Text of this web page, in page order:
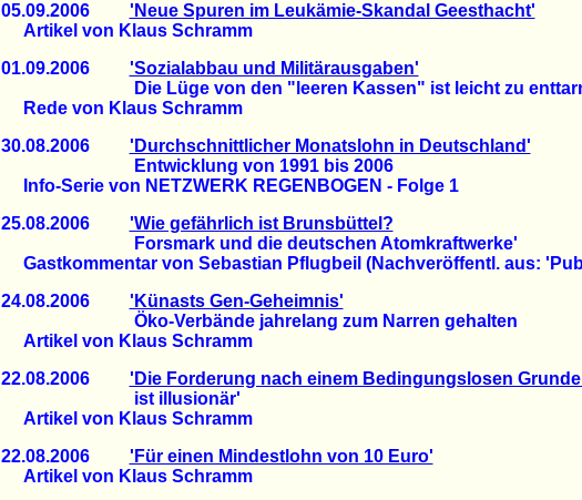
05.09.2006 'Neue Spuren im Leukämie-Skandal Geesthacht'
Artikel von Klaus Schramm
01.09.2006 'Sozialabbau und Militärausgaben'
Die Lüge von den "leeren Kassen" ist leicht zu
Rede von Klaus Schramm
30.08.2006 'Durchschnittlicher Monatslohn in Deutschland'
Entwicklung von 1991 bis 2006
Info-Serie von NETZWERK REGENBOGEN - Folge 1
25.08.2006 'Wie gefährlich ist Brunsbüttel?
Forsmark und die deutschen Atomkraftwerke'
Gastkommentar von Sebastian Pflugbeil (Nachveröffentl. aus:
24.08.2006 'Künasts Gen-Geheimnis'
Öko-Verbände jahrelang zum Narren gehalten
Artikel von Klaus Schramm
22.08.2006 'Die Forderung nach einem Bedingungslosen
ist illusionär'
Artikel von Klaus Schramm
22.08.2006 'Für einen Mindestlohn von 10 Euro'
Artikel von Klaus Schramm